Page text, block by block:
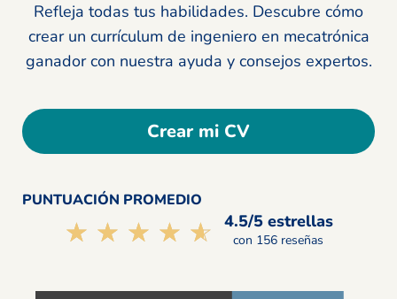
Refleja todas tus habilidades. Descubre cómo
crear un currículum de ingeniero en mecatrónica
ganador con nuestra ayuda y consejos expertos.
Crear mi CV
PUNTUACIÓN PROMEDIO
☆☆☆☆☆
★★★★★ 4.5/5 estrellas
con 156 reseñas